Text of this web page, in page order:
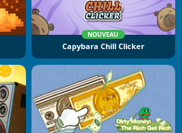
NOUVEAU
Capybara Chill Clicker